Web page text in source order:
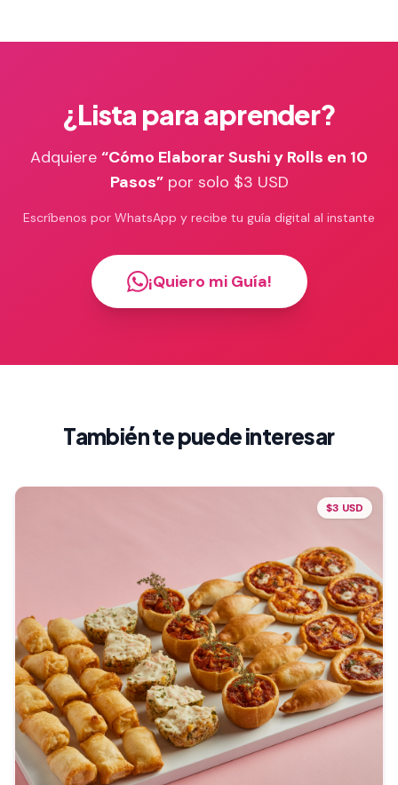
¿Lista para aprender?
Adquiere “Cómo Elaborar Sushi y Rolls en 10
Pasos”por solo $3 USD
Escríbenos por WhatsApp y recibe tu guía digital al instante
¡Quiero mi Guía!
También te puede interesar
$3 USD